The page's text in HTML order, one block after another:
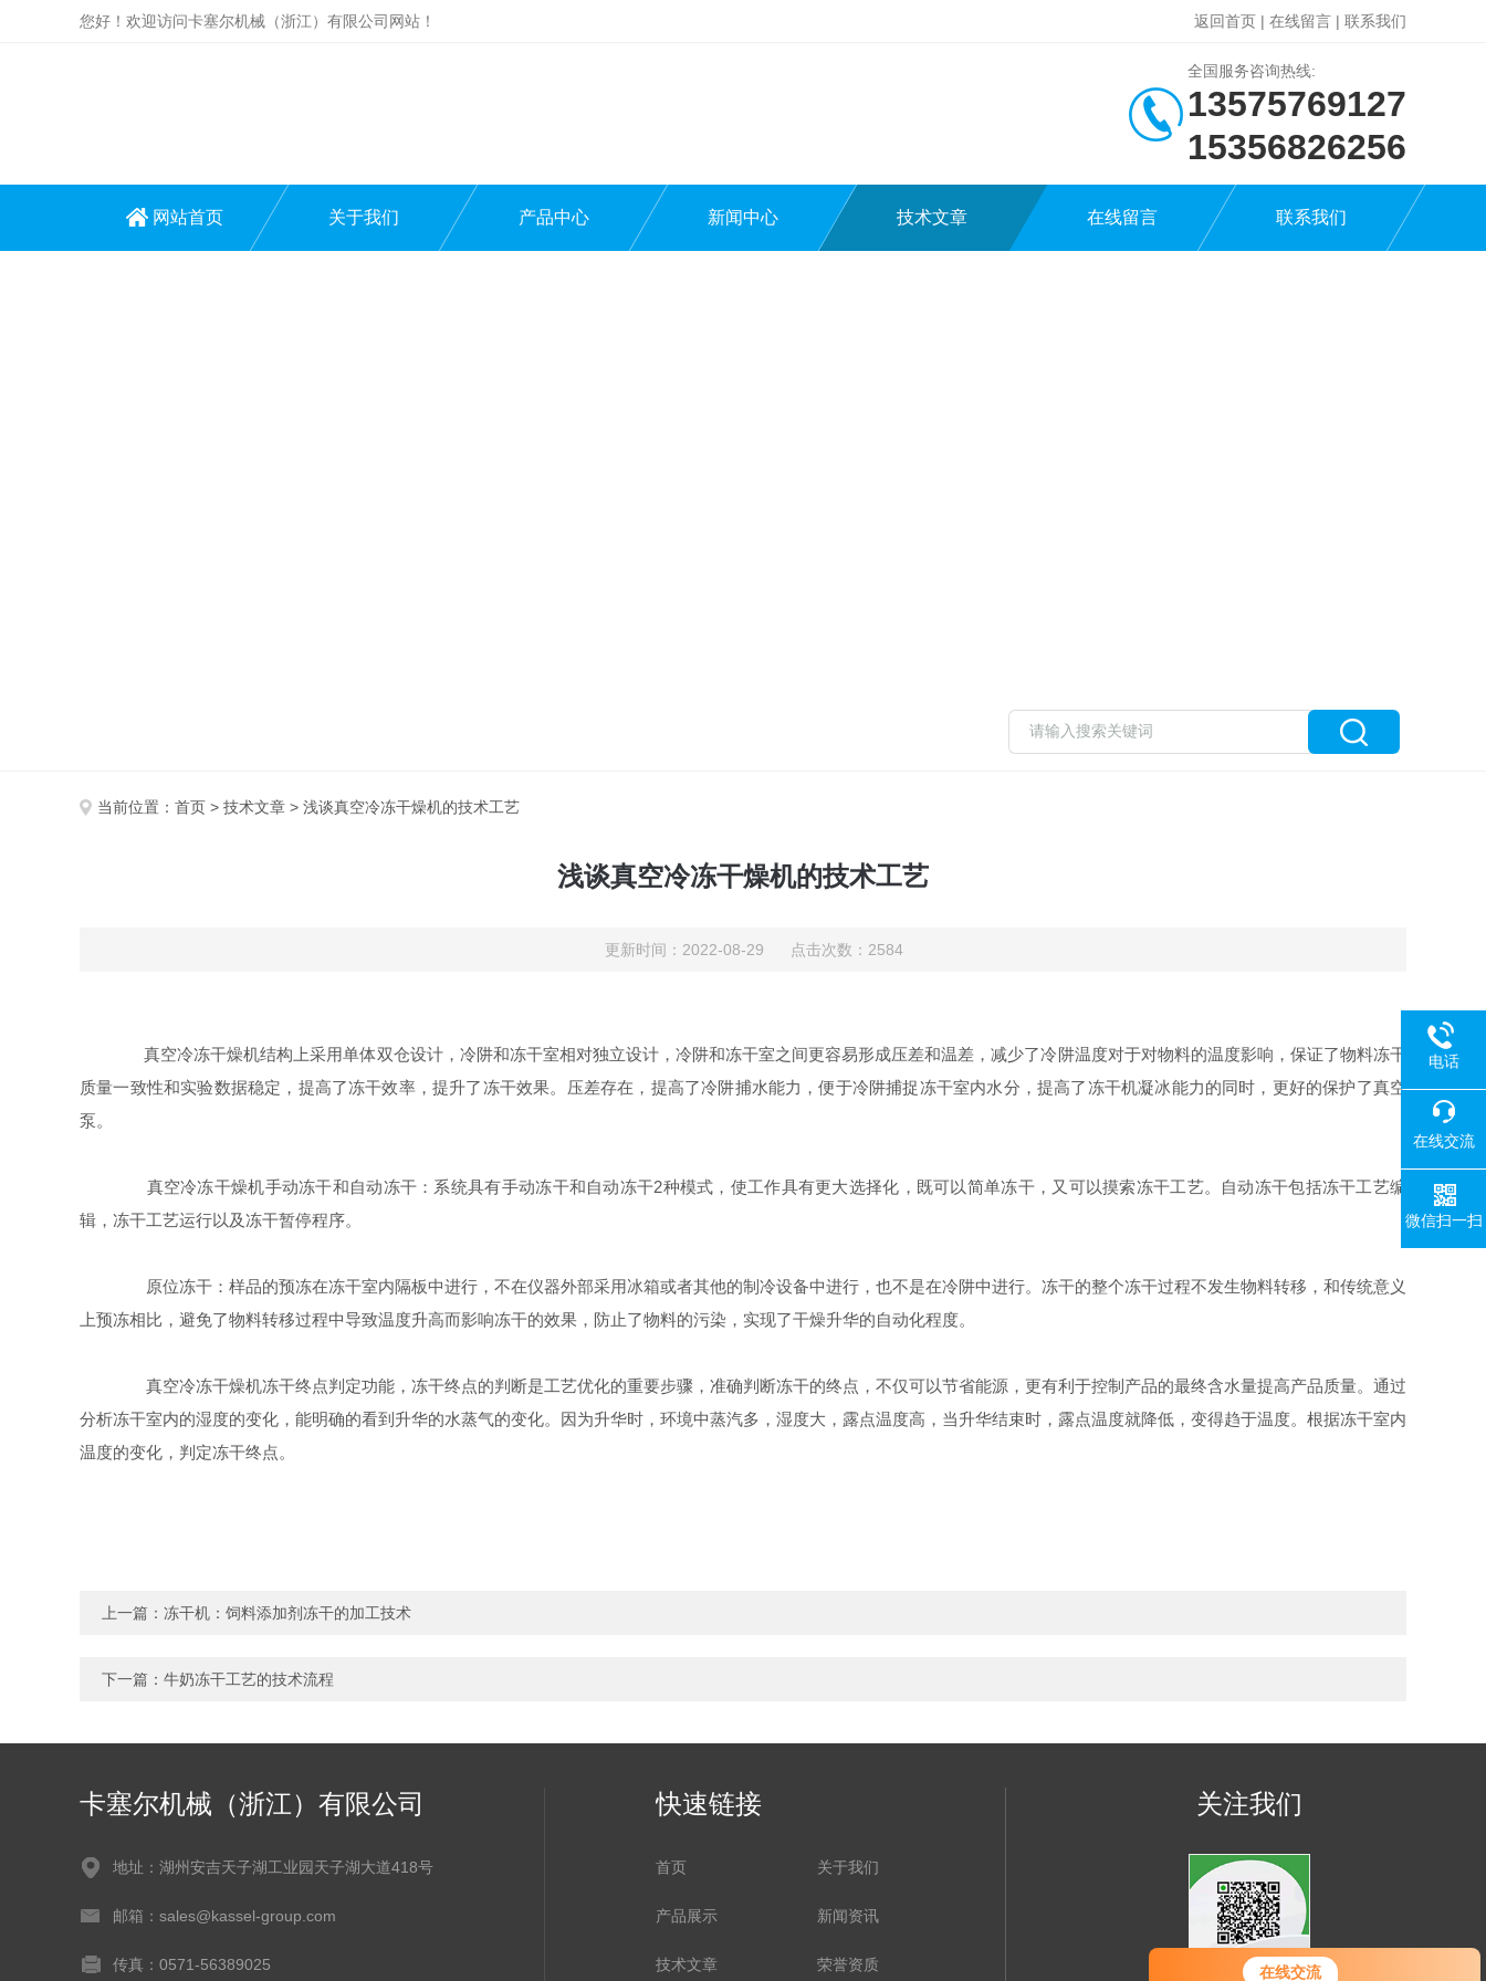
在线交流
您好！欢迎前来咨询，很高兴为您
您好！欢迎访问卡塞尔机械（浙江）有限公司网站！ 返回首页 | 在线留言 | 联系我们
全国服务咨询热线:
13575769127
15356826256
网站首页 关于我们 产品中心 新闻中心 技术文章 在线留言 联系我们
当前位置： 首页 > 技术文章 > 浅谈真空冷冻干燥机的技术工艺
浅谈真空冷冻干燥机的技术工艺
更新时间：2022-08-29 点击次数：2584
真空冷冻干燥机结构上采用单体双仓设计，冷阱和冻干室相对独立设计，冷阱和冻干室之间更容易形成压差和温差，减少了冷阱温度对于对物料的温度影响，保证了物料冻干
质量一致性和实验数据稳定，提高了冻干效率，提升了冻干效果。压差存在，提高了冷阱捕水能力，便于冷阱捕捉冻干室内水分，提高了冻干机凝冰能力的同时，更好的保护了真空
泵。
真空冷冻干燥机手动冻干和自动冻干：系统具有手动冻干和自动冻干2种模式，使工作具有更大选择化，既可以简单冻干，又可以摸索冻干工艺。自动冻干包括冻干工艺编
辑，冻干工艺运行以及冻干暂停程序。
原位冻干：样品的预冻在冻干室内隔板中进行，不在仪器外部采用冰箱或者其他的制冷设备中进行，也不是在冷阱中进行。冻干的整个冻干过程不发生物料转移，和传统意义
上预冻相比，避免了物料转移过程中导致温度升高而影响冻干的效果，防止了物料的污染，实现了干燥升华的自动化程度。
真空冷冻干燥机冻干终点判定功能，冻干终点的判断是工艺优化的重要步骤，准确判断冻干的终点，不仅可以节省能源，更有利于控制产品的最终含水量提高产品质量。通过
分析冻干室内的湿度的变化，能明确的看到升华的水蒸气的变化。因为升华时，环境中蒸汽多，湿度大，露点温度高，当升华结束时，露点温度就降低，变得趋于温度。根据冻干室内
温度的变化，判定冻干终点。
上一篇： 冻干机：饲料添加剂冻干的加工技术
下一篇： 牛奶冻干工艺的技术流程
卡塞尔机械（浙江）有限公司
地址：湖州安吉天子湖工业园天子湖大道418号
邮箱：sales@kassel-group.com
传真：0571-56389025
快速链接
首页 关于我们
产品展示 新闻资讯
技术文章 荣誉资质
关注我们
电话
在线交流
微信扫一扫